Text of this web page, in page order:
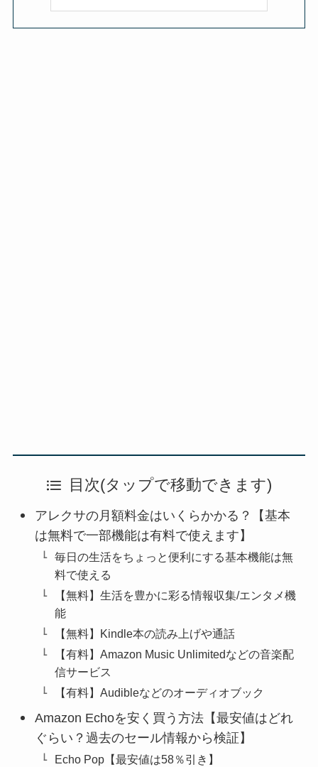
目次(タップで移動できます)
アレクサの月額料金はいくらかかる？【基本
は無料で一部機能は有料で使えます】
毎日の生活をちょっと便利にする基本機能は無
料で使える
【無料】生活を豊かに彩る情報収集/エンタメ機
能
【無料】Kindle本の読み上げや通話
【有料】Amazon Music Unlimitedなどの音楽配
信サービス
【有料】Audibleなどのオーディオブック
Amazon Echoを安く買う方法【最安値はどれ
ぐらい？過去のセール情報から検証】
Echo Pop【最安値は58％引き】